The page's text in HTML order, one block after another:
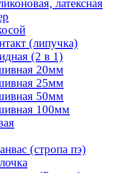
латексная
(липучка)
(2 в 1)
20мм
25мм
50мм
100мм
(стропа пэ)